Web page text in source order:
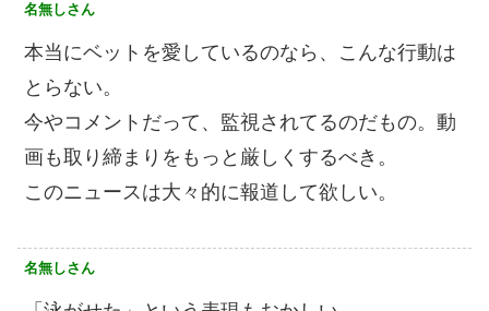
名無しさん
本当にベットを愛しているのなら、こんな行動は
とらない。
今やコメントだって、監視されてるのだもの。動
画も取り締まりをもっと厳しくするべき。
このニュースは大々的に報道して欲しい。
名無しさん